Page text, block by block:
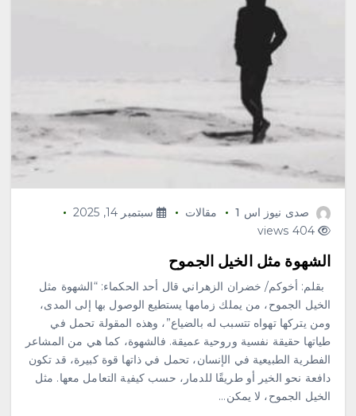
صدى نيوز اس 1 مقالات
سبتمبر 14, 2025
404 views
الشهوة مثل الخيل الجموح
بقلم: أخوكم/ خضران الزهراني قال أحد الحكماء: “الشهوة مثل
الخيل الجموح، من يملك زمامها يستطيع الوصول بها إلى المدى،
ومن يتركها تهواه تتسبب له بالضياع”، وهذه المقولة تحمل في
طياتها حقيقة نفسية وروحية عميقة. فالشهوة، كما هي من المشاعر
الفطرية الطبيعية في الإنسان، تحمل في ذاتها قوة كبيرة، قد تكون
دافعة نحو الخير أو طريقًا للدمار، حسب كيفية التعامل معها. مثل
الخيل الجموح، لا يمكن…